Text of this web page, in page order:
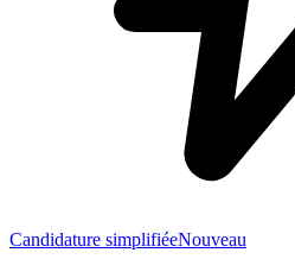
Candidature simplifiéeNouveau